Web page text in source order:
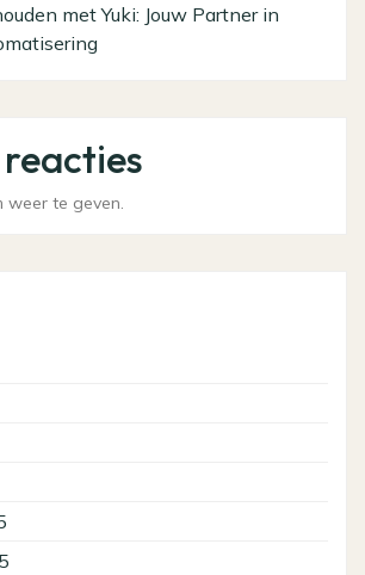
met Yuki: Jouw Partner in
weer te geven.